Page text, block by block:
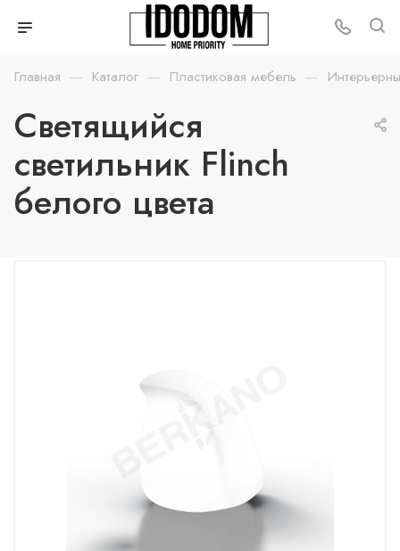
Главная — Каталог — Пластиковая мебель —
Светящийся
светильник Flinch
белого цвета